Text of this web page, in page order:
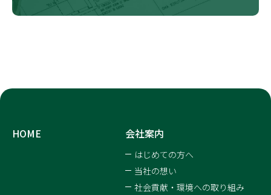
HOME 会社案内
はじめての方へ
当社の想い
社会貢献・環境への取り組み